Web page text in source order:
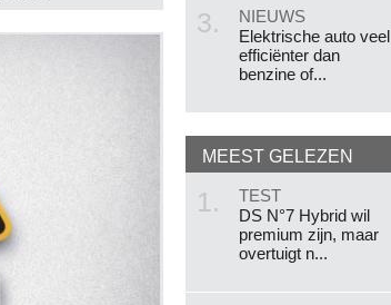
3.
NIEUWS
Elektrische auto veel
efficiënter dan
benzine of...
MEEST GELEZEN
1.
TEST
DS N°7 Hybrid wil
premium zijn, maar
overtuigt n...